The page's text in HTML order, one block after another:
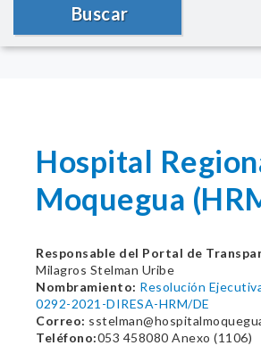
Buscar
Hospital
Moquegua
Responsable del Portal de
Milagros Stelman Uribe
Nombramiento: Resolución
0292-2021-DIRESA-HRM/DE
Correo:
Teléfono:053 458080 Anexo (1106)